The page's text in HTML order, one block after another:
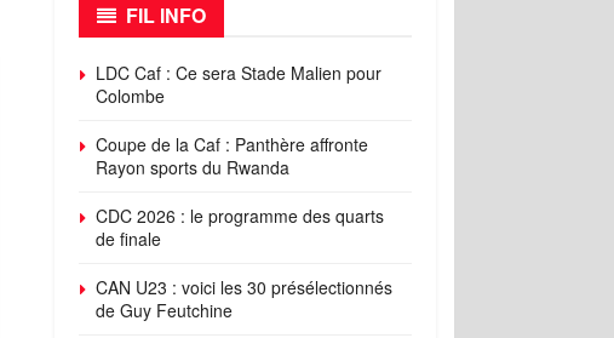
FIL INFO
LDC Caf : Ce sera Stade Malien pour
Colombe
Coupe de la Caf : Panthère affronte
Rayon sports du Rwanda
CDC 2026 : le programme des quarts
de finale
CAN U23 : voici les 30 présélectionnés
de Guy Feutchine